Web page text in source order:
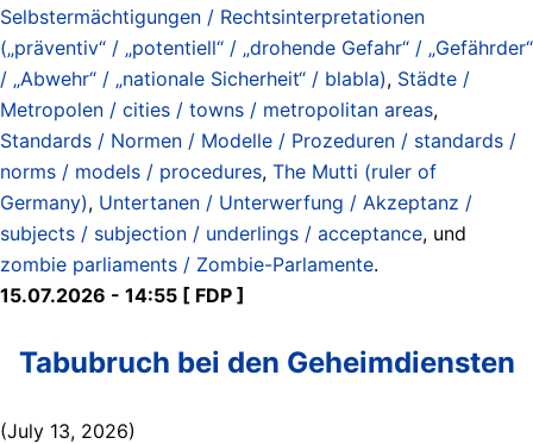
Selbstermächtigungen / Rechtsinterpretationen
(„präventiv“ / „potentiell“ / „drohende Gefahr“ / „Gefährder“
/ „Abwehr“ / „nationale Sicherheit“ / blabla), Städte /
Metropolen / cities / towns / metropolitan areas,
Standards / Normen / Modelle / Prozeduren / standards /
norms / models / procedures, The Mutti (ruler of
Germany), Untertanen / Unterwerfung / Akzeptanz /
subjects / subjection / underlings / acceptance, und
zombie parliaments / Zombie-Parlamente.
15.07.2026 - 14:55 [ FDP ]
Tabubruch bei den Geheimdiensten
(July 13, 2026)